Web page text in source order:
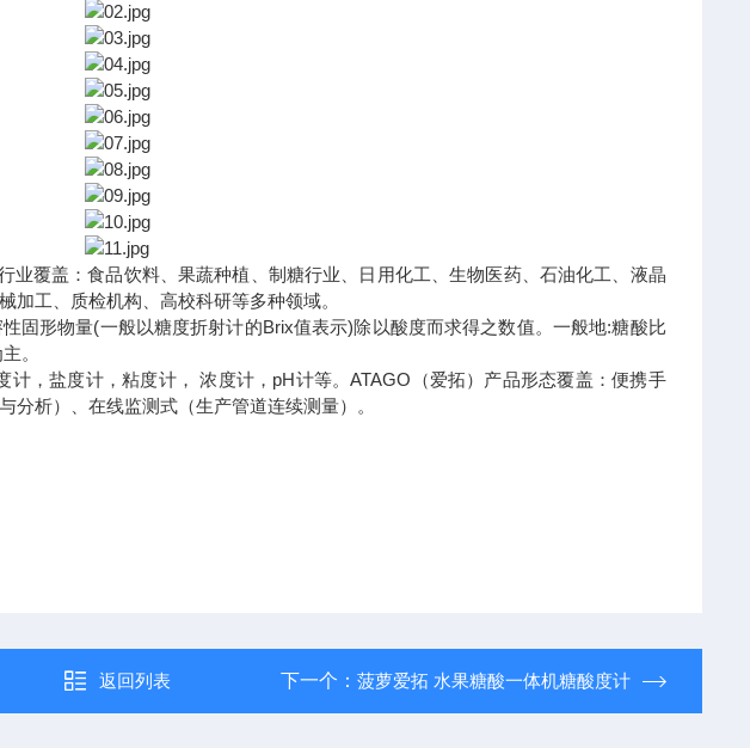
业覆盖：食品饮料、果蔬种植、制糖行业、日用化工、生物医药、石油化工、液晶
加工、质检机构、高校科研等多种领域。
固形物量(一般以糖度折射计的Brix值表示)除以酸度而求得之数值。一般地:糖酸比
。
，盐度计，粘度计， 浓度计，pH计等。ATAGO（爱拓）产品形态覆盖：便携手
析）、在线监测式（生产管道连续测量）。
返回列表 下一个： 菠萝爱拓 水果糖酸一体机糖酸度计